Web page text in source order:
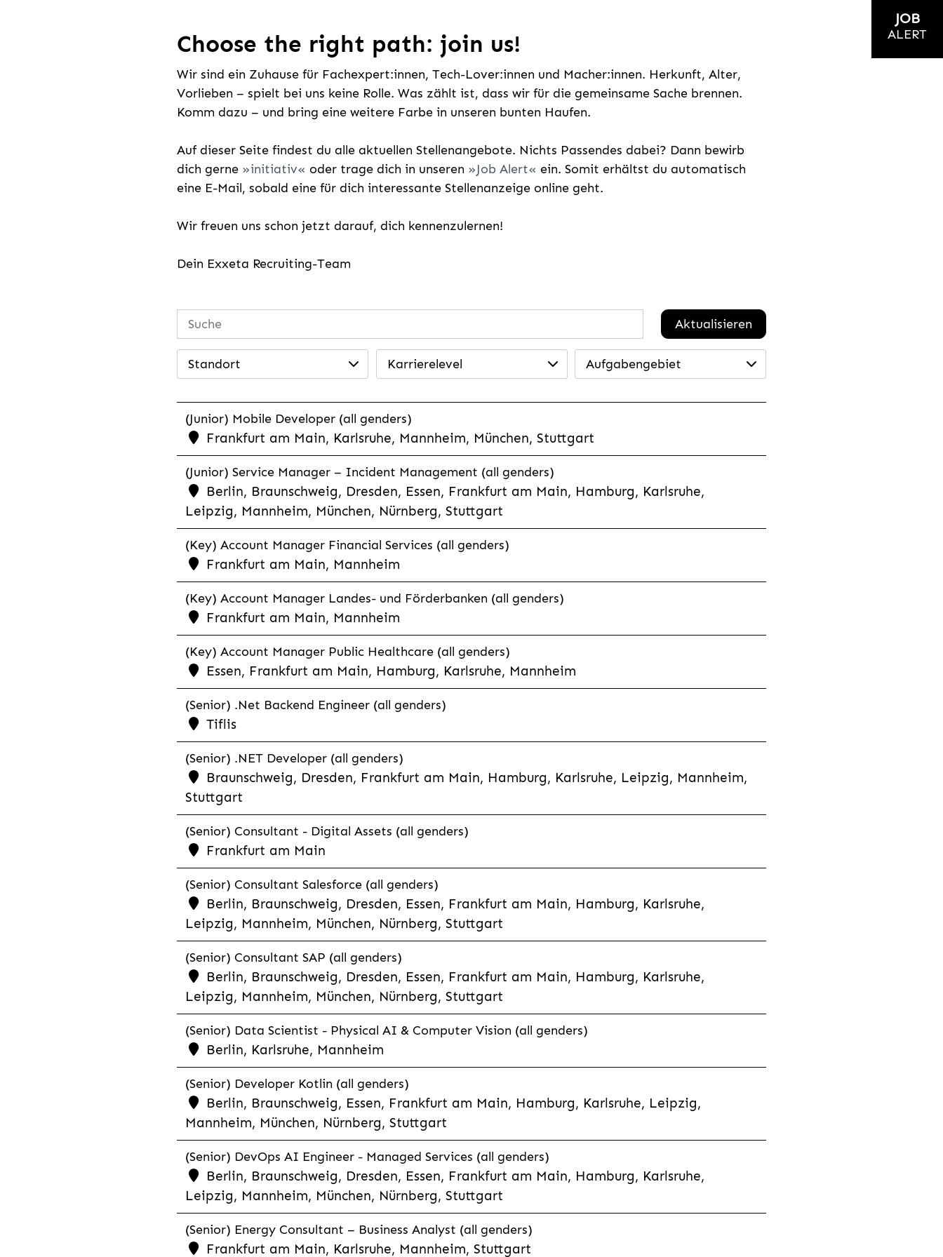
Choose the right path: join us!
Wir sind ein Zuhause für Fachexpert:innen, Tech-Lover:innen und Macher:innen. Herkunft, Alter,
Vorlieben – spielt bei uns keine Rolle. Was zählt ist, dass wir für die gemeinsame Sache brennen.
Komm dazu – und bring eine weitere Farbe in unseren bunten Haufen.
Auf dieser Seite findest du alle aktuellen Stellenangebote. Nichts Passendes dabei? Dann bewirb
dich gerne
initiativ oder trage dich in unseren Job Alert
ein. Somit erhältst du automatisch
eine E-Mail, sobald eine für dich interessante Stellenanzeige online geht.
Wir freuen uns schon jetzt darauf, dich kennenzulernen!
Dein Exxeta Recruiting-Team
Aktualisieren
Standort Karrierelevel Aufgabengebiet
(Junior) Mobile Developer (all genders)
Frankfurt am Main, Karlsruhe, Mannheim, München, Stuttgart
(Junior) Service Manager – Incident Management (all genders)
Berlin, Braunschweig, Dresden, Essen, Frankfurt am Main, Hamburg, Karlsruhe,
Leipzig, Mannheim, München, Nürnberg, Stuttgart
(Key) Account Manager Financial Services (all genders)
Frankfurt am Main, Mannheim
(Key) Account Manager Landes- und Förderbanken (all genders)
Frankfurt am Main, Mannheim
(Key) Account Manager Public Healthcare (all genders)
Essen, Frankfurt am Main, Hamburg, Karlsruhe, Mannheim
(Senior) .Net Backend Engineer (all genders)
Tiflis
(Senior) .NET Developer (all genders)
Braunschweig, Dresden, Frankfurt am Main, Hamburg, Karlsruhe, Leipzig, Mannheim,
Stuttgart
(Senior) Consultant - Digital Assets (all genders)
Frankfurt am Main
(Senior) Consultant Salesforce (all genders)
Berlin, Braunschweig, Dresden, Essen, Frankfurt am Main, Hamburg, Karlsruhe,
Leipzig, Mannheim, München, Nürnberg, Stuttgart
(Senior) Consultant SAP (all genders)
Berlin, Braunschweig, Dresden, Essen, Frankfurt am Main, Hamburg, Karlsruhe,
Leipzig, Mannheim, München, Nürnberg, Stuttgart
(Senior) Data Scientist - Physical AI & Computer Vision (all genders)
Berlin, Karlsruhe, Mannheim
(Senior) Developer Kotlin (all genders)
Berlin, Braunschweig, Essen, Frankfurt am Main, Hamburg, Karlsruhe, Leipzig,
Mannheim, München, Nürnberg, Stuttgart
(Senior) DevOps AI Engineer - Managed Services (all genders)
Berlin, Braunschweig, Dresden, Essen, Frankfurt am Main, Hamburg, Karlsruhe,
Leipzig, Mannheim, München, Nürnberg, Stuttgart
(Senior) Energy Consultant – Business Analyst (all genders)
Frankfurt am Main, Karlsruhe, Mannheim, Stuttgart
JOB
ALERT